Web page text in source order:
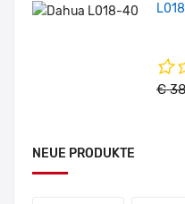
€
NEUE PRODUKTE